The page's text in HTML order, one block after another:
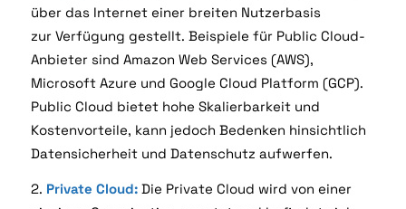
über das Internet einer breiten Nutzerbasis
zur Verfügung gestellt. Beispiele für Public Cloud-
Anbieter sind Amazon Web Services (AWS),
Microsoft Azure und Google Cloud Platform (GCP).
Public Cloud bietet hohe Skalierbarkeit und
Kostenvorteile, kann jedoch Bedenken hinsichtlich
Datensicherheit und Datenschutz aufwerfen.
2. Private Cloud:Die Private Cloud wird von einer